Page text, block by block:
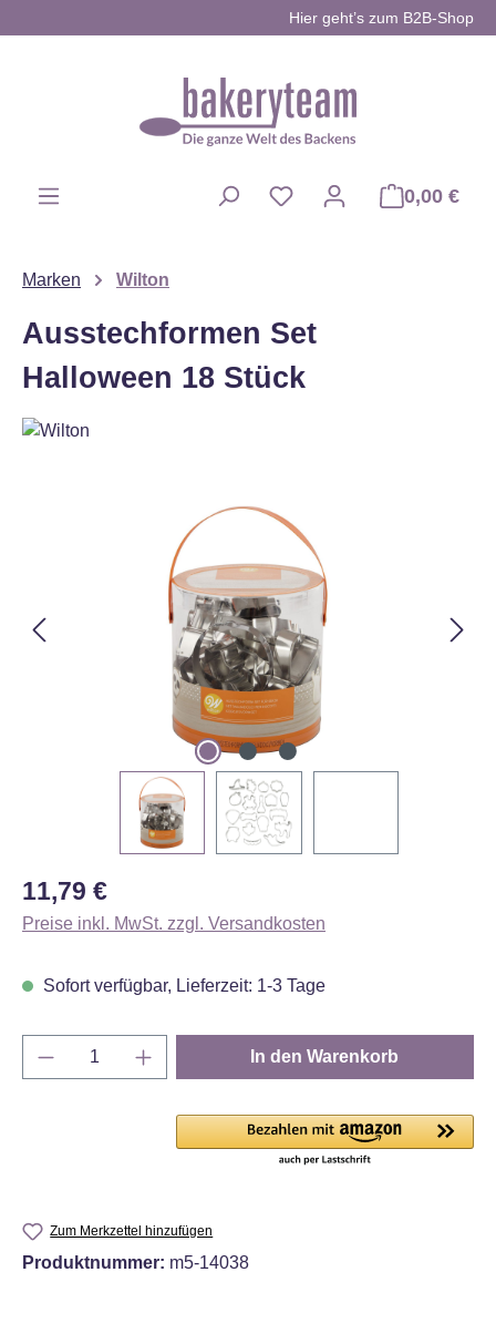
Hier geht’s zum B2B-Shop
0,00 €
Marken Wilton
Ausstechformen Set
Halloween 18 Stück
Regulärer Preis:
11,79 €
Preise inkl. MwSt. zzgl. Versandkosten
Sofort verfügbar, Lieferzeit: 1-3 Tage
Produkt Anzahl: Gib den gewünschten
In den Warenkorb
Zum Merkzettel hinzufügen
Produktnummer: m5-14038